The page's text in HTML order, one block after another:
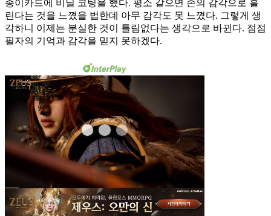
종이카드에 비닐 코팅을 했다. 평소 같으면 손의 감각으로 흘
린다는 것을 느꼈을 법한데 아무 감각도 못 느꼈다. 그렇게 생
각하니 이제는 분실한 것이 틀림없다는 생각으로 바뀐다. 점점
필자의 기억과 감각을 믿지 못하겠다.